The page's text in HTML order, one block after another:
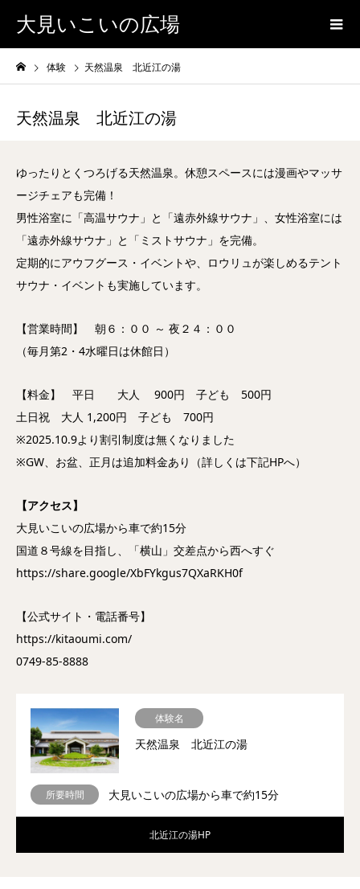
大見いこいの広場
体験 天然温泉 北近江の湯
天然温泉 北近江の湯
ゆったりとくつろげる天然温泉。休憩スペースには漫画やマッサ
ージチェアも完備！
男性浴室に「高温サウナ」と「遠赤外線サウナ」、女性浴室には
「遠赤外線サウナ」と「ミストサウナ」を完備。
定期的にアウフグース・イベントや、ロウリュが楽しめるテント
サウナ・イベントも実施しています。
【営業時間】 朝６：００ ～ 夜２４：００
（毎月第2・4水曜日は休館日）
【料金】 平日 大人 900円 子ども 500円
土日祝 大人 1,200円 子ども 700円
※2025.10.9より割引制度は無くなりました
※GW、お盆、正月は追加料金あり（詳しくは下記HPへ）
【アクセス】
大見いこいの広場から車で約15分
国道８号線を目指し、「横山」交差点から西へすぐ
https://share.google/XbFYkgus7QXaRKH0f
【公式サイト・電話番号】
https://kitaoumi.com/
0749-85-8888
体験名
天然温泉 北近江の湯
所要時間 大見いこいの広場から車で約15分
北近江の湯HP